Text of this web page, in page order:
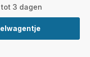
3 dagen